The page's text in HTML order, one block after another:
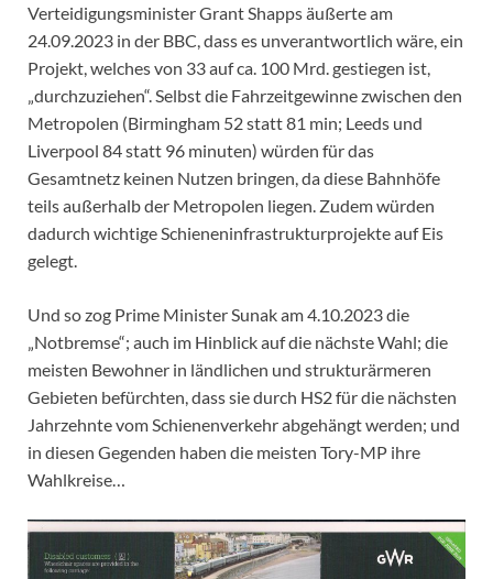
Verteidigungsminister Grant Shapps äußerte am
24.09.2023 in der BBC, dass es unverantwortlich wäre, ein
Projekt, welches von 33 auf ca. 100 Mrd. gestiegen ist,
„durchzuziehen“. Selbst die Fahrzeitgewinne zwischen den
Metropolen (Birmingham 52 statt 81 min; Leeds und
Liverpool 84 statt 96 minuten) würden für das
Gesamtnetz keinen Nutzen bringen, da diese Bahnhöfe
teils außerhalb der Metropolen liegen. Zudem würden
dadurch wichtige Schieneninfrastrukturprojekte auf Eis
gelegt.
Und so zog Prime Minister Sunak am 4.10.2023 die
„Notbremse“; auch im Hinblick auf die nächste Wahl; die
meisten Bewohner in ländlichen und strukturärmeren
Gebieten befürchten, dass sie durch HS2 für die nächsten
Jahrzehnte vom Schienenverkehr abgehängt werden; und
in diesen Gegenden haben die meisten Tory-MP ihre
Wahlkreise…